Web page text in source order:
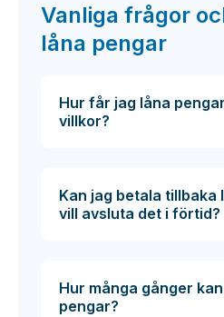
Vanliga frågor
låna pengar
Hur får jag låna
villkor?
Kan jag betala tillbaka
vill avsluta det i förtid?
Hur många gånger
pengar?